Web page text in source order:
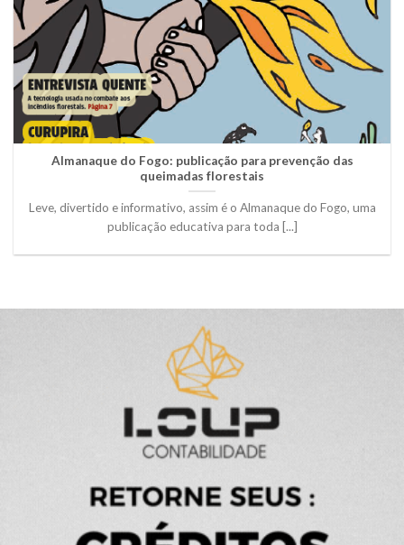
Almanaque do Fogo: publicação para prevenção das
queimadas florestais
Leve, divertido e informativo, assim é o Almanaque do Fogo, uma
publicação educativa para toda [...]